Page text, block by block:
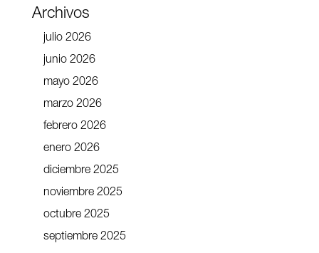
Archivos
julio 2026
junio 2026
mayo 2026
marzo 2026
febrero 2026
enero 2026
diciembre 2025
noviembre 2025
octubre 2025
septiembre 2025